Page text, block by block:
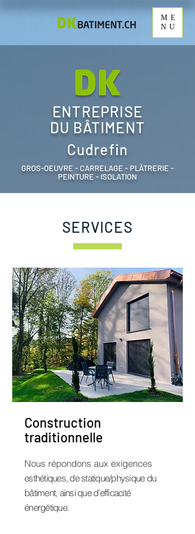
ME
NU
ENTREPRISE
DU BÂTIMENT
Cudrefin
GROS-OEUVRE - CARRELAGE - PLÂTRERIE -
PEINTURE - ISOLATION
SERVICES
Construction
traditionnelle
Nous répondons aux exigences
esthétiques, de statique/physique du
bâtiment, ainsi que d’efficacité
énergétique.